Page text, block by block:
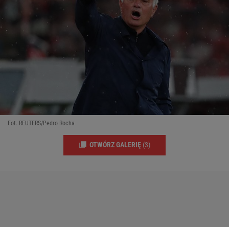
Fot. REUTERS/Pedro Rocha
OTWÓRZ GALERIĘ (3)